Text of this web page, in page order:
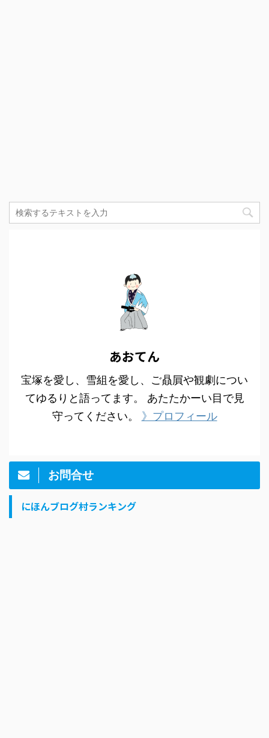
あおてん
宝塚を愛し、雪組を愛し、ご贔屓や観劇につい
てゆるりと語ってます。 あたたかーい目で見
守ってください。 》プロフィール
お問合せ
にほんブログ村ランキング